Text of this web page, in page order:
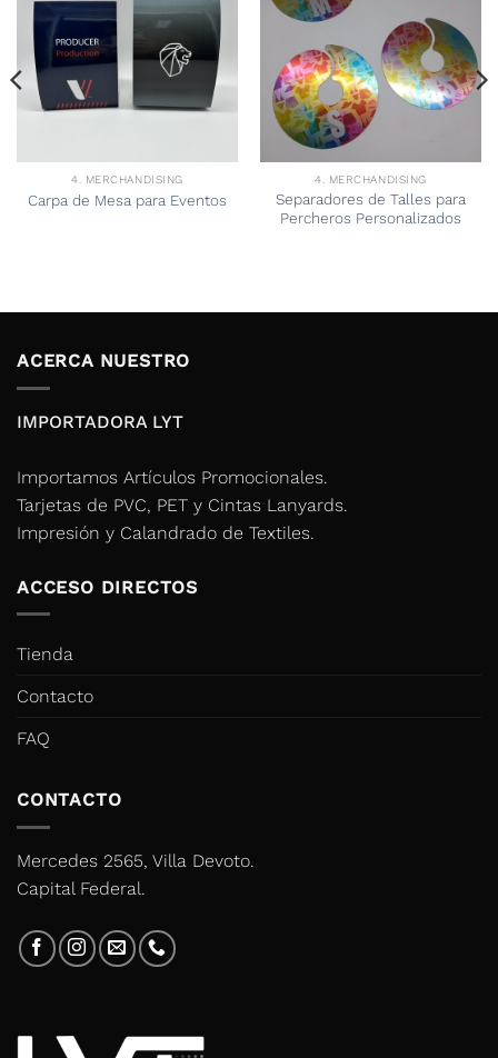
4. MERCHANDISING
Carpa de Mesa para Eventos
4. MERCHANDISING
Separadores de Talles para
Percheros Personalizados
ACERCA NUESTRO
IMPORTADORA LYT
Importamos Artículos Promocionales.
Tarjetas de PVC, PET y Cintas Lanyards.
Impresión y Calandrado de Textiles.
ACCESO DIRECTOS
Tienda
Contacto
FAQ
CONTACTO
Mercedes 2565, Villa Devoto.
Capital Federal.